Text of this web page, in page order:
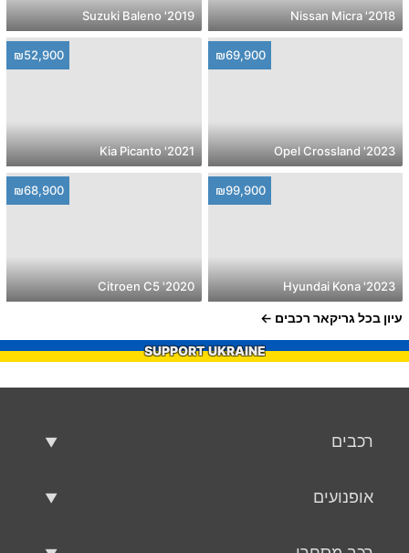
2018' Nissan Micra
2019' Suzuki Baleno
₪69,900
2023' Opel Crossland
₪52,900
2021' Kia Picanto
₪99,900
2023' Hyundai Kona
₪68,900
2020' Citroen C5
עיון בכל גריקאר רכבים
SUPPORT UKRAINE
רכבים
אופנועים